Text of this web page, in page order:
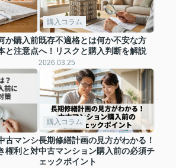
か購入前
と注意点
購入コラム
既存不適格とは何か不安な方
へ！リスクと購入判断を解説
2026.03.25
古マンシ
権利と対
購入コラム
長期修繕計画の見方がわかる！
中古マンション購入前の必須チ
ェックポイント